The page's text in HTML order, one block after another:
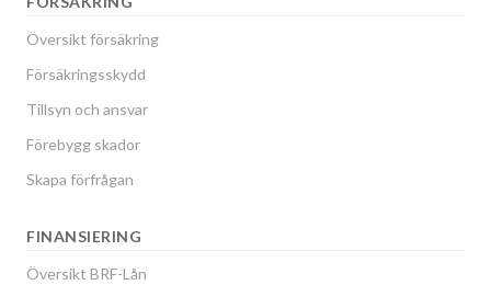
Översikt försäkring
Försäkringsskydd
Tillsyn och ansvar
Förebygg skador
Skapa förfrågan
FINANSIERING
Översikt BRF-Lån